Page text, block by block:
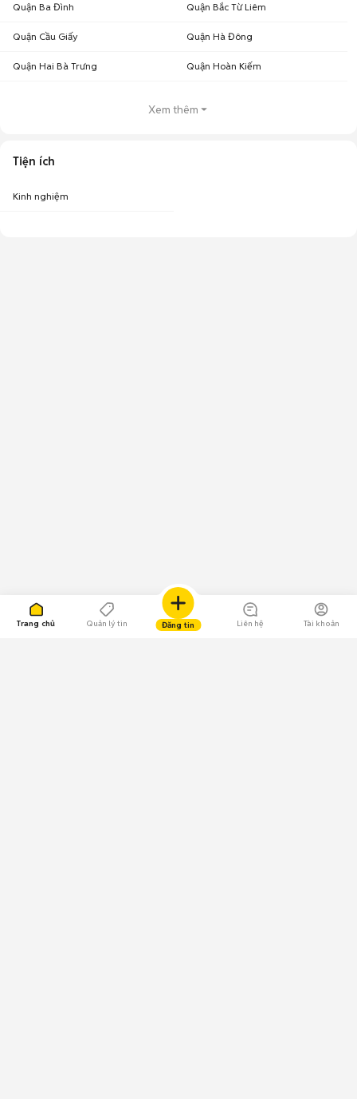
Trang chủ Quản lý tin Đăng tin Liên hệ Tài khoản
Quận Ba Đình Quận Bắc Từ Liêm
Quận Cầu Giấy Quận Hà Đông
Quận Hai Bà Trưng Quận Hoàn Kiếm
Xem thêm
Tiện ích
Kinh nghiệm